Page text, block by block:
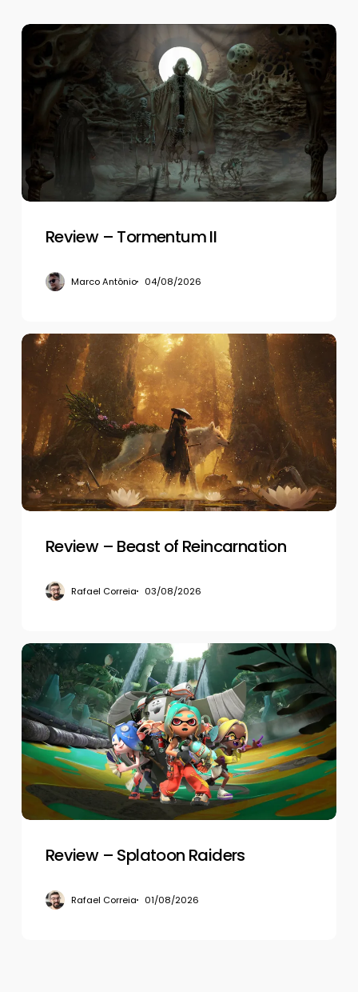
Review
Tormentum
Review – Tormentum II
Marco Antônio 04/08/2026
Review
–
Beast
Reincarnation
Review – Beast of Reincarnation
Rafael Correia 03/08/2026
Review
–
Splatoon
Raiders
Review – Splatoon Raiders
Rafael Correia 01/08/2026